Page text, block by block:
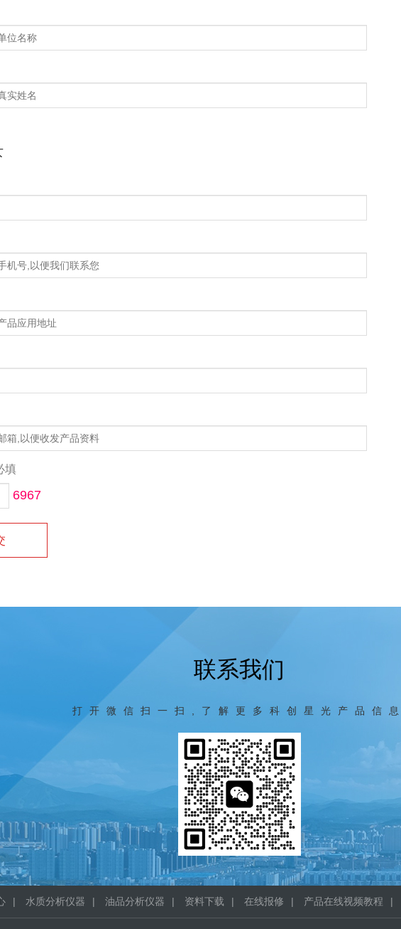
填
6967
联系我们
打开微信扫一扫,了解更多科创星光产品信息
| 水质分析仪器 | 油品分析仪器 | 资料下载 | 在线报修 | 产品在线视频教程 |